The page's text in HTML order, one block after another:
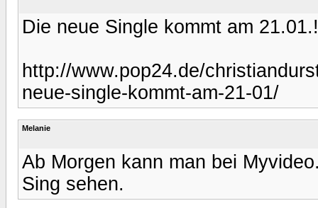
Die neue Single kommt am 21.01.!
http://www.pop24.de/
neue-single-kommt-am-21-01/
Melanie
Ab Morgen kann man bei
Sing sehen.